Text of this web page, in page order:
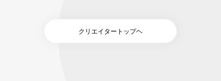
クリエイタートップヘ